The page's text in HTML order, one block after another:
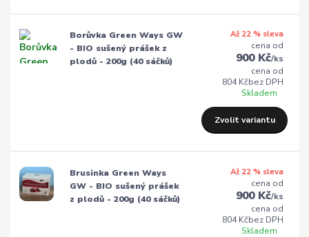
Borůvka Green Ways GW
- BIO sušený prášek z
plodů - 200g (40 sáčků)
Až 22 % sleva
cena od
900 Kč/ks
cena od
804 Kčbez DPH
Skladem
Zvolit variantu
Brusinka Green Ways
GW - BIO sušený prášek
z plodů - 200g (40 sáčků)
Až 22 % sleva
cena od
900 Kč/ks
cena od
804 Kčbez DPH
Skladem